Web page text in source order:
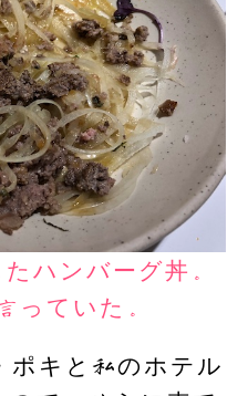
ハンバーグ丼。
っていた。
ポキと私のホテル